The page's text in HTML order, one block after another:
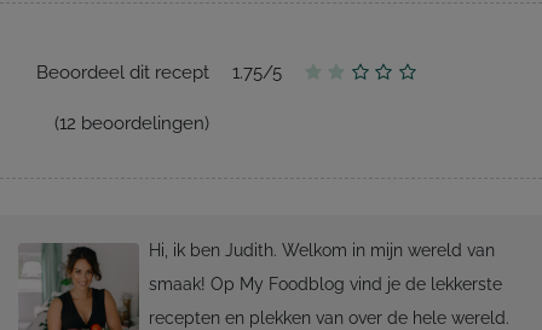
Beoordeel dit recept 1.75/5
(12 beoordelingen)
Hi, ik ben Judith. Welkom in mijn wereld van
smaak! Op My Foodblog vind je de lekkerste
recepten en plekken van over de hele wereld.